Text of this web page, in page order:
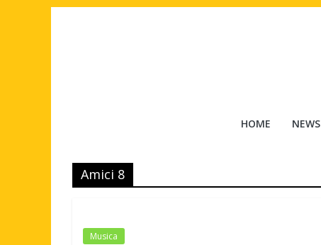
Tuttouomini
Cinema,
Motori,
news
HOME NEWS
Amici 8
Musica